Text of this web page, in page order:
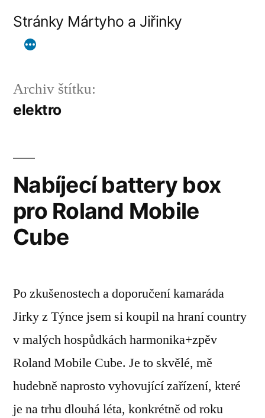
webu
Stránky Mártyho a Jiřinky
Archiv štítku:
elektro
Nabíjecí battery box
pro Roland Mobile
Cube
Po zkušenostech a doporučení kamaráda
Jirky z Týnce jsem si koupil na hraní country
v malých hospůdkách harmonika+zpěv
Roland Mobile Cube. Je to skvělé, mě
hudebně naprosto vyhovující zařízení, které
je na trhu dlouhá léta, konkrétně od roku